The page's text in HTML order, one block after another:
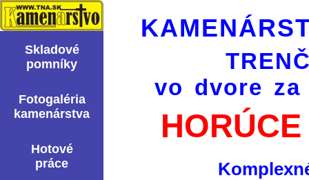
Skladové
pomní­ky
Fotogaléria
kamenárstva
Hotové
práce
vo dvore za